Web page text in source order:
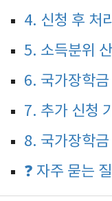
4. 신청 후 처
5. 소득분위
6. 국가장학
7. 추가 신청
8. 국가장학
❓ 자주 묻는